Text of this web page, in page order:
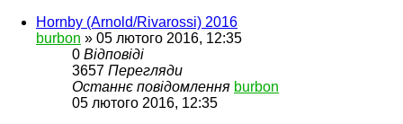
Hornby (Arnold/Rivarossi) 2016
burbon » 05 лютого 2016, 12:35
0 Відповіді
3657 Перегляди
Останнє повідомлення burbon
05 лютого 2016, 12:35